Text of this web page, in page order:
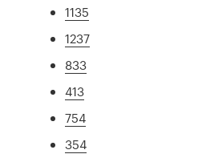
1135
1237
833
413
754
354